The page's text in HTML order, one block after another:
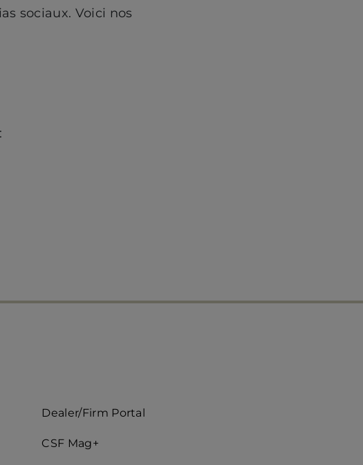
sociaux. Voici nos
Accès
Dealer/Firm Portal
CSF Mag+